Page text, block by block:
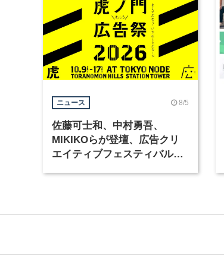
ニュース 8/5
佐藤可士和、中村勇吾、
MIKIKOらが登壇、広告クリ
エイティブフェスティバル